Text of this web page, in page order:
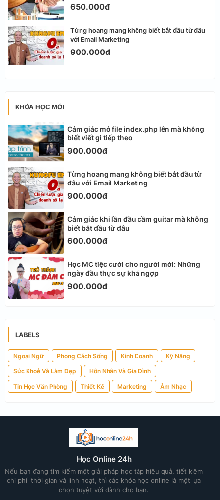
650.000đ
Từng hoang mang không biết bắt đầu từ đâu
với Email Marketing
900.000đ
KHÓA HỌC MỚI
Cảm giác mở file index.php lên mà không
biết viết gì tiếp theo
900.000đ
Từng hoang mang không biết bắt đầu từ
đâu với Email Marketing
900.000đ
Cảm giác khi lần đầu cầm guitar mà không
biết bắt đầu từ đâu
600.000đ
Học MC tiệc cưới cho người mới: Những
ngày đầu thực sự khá ngợp
900.000đ
LABELS
Ngoại Ngữ Phong Cách Sống Kinh Doanh Kỹ Năng
Sức Khoẻ Và Làm Đẹp Hôn Nhân Và Gia Đình
Tin Học Văn Phòng Thiết Kế Marketing Âm Nhạc
Học Online 24h
Nếu bạn đang tìm kiếm một giải pháp học tập hiệu quả, tiết kiệm
chi phí, thời gian và linh hoạt, thì các khóa học online là một lựa
chọn tuyệt vời dành cho bạn.